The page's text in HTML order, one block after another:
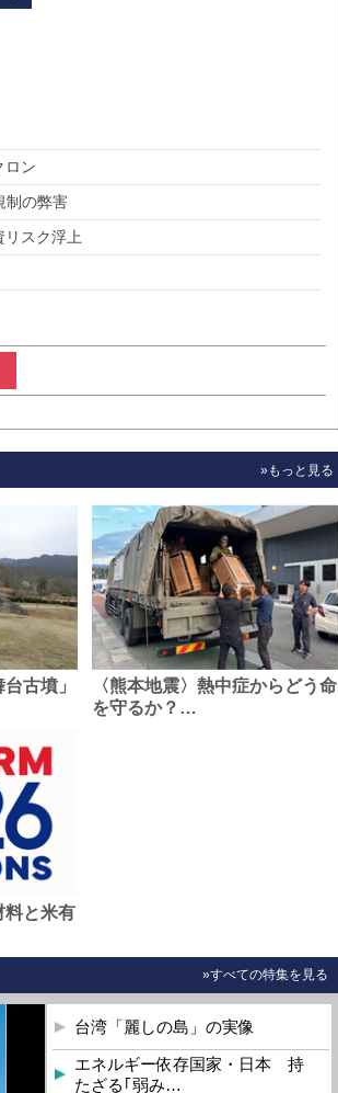
ロン
制の弊害
スク浮上
»もっと見る
古墳」
〈熊本地震〉熱中症からどう命
を守るか？…
料と米有
»すべての特集を見る
台湾「麗しの島」の実像
エネルギー依存国家・日本 持
たざる｢弱み…